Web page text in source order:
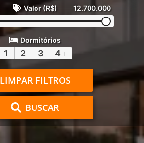
Valor (R$) 12.700.000
Dormitórios
1 2 3 4 +
LIMPAR FILTROS
BUSCAR